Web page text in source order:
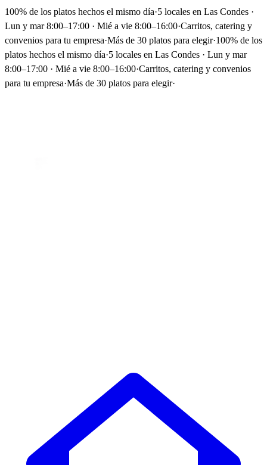
100% de los platos hechos el mismo día·5 locales en Las Condes ·
Lun y mar 8:00–17:00 · Mié a vie 8:00–16:00·Carritos, catering y
convenios para tu empresa·Más de 30 platos para elegir·100% de los
platos hechos el mismo día·5 locales en Las Condes · Lun y mar
8:00–17:00 · Mié a vie 8:00–16:00·Carritos, catering y convenios
para tu empresa·Más de 30 platos para elegir·